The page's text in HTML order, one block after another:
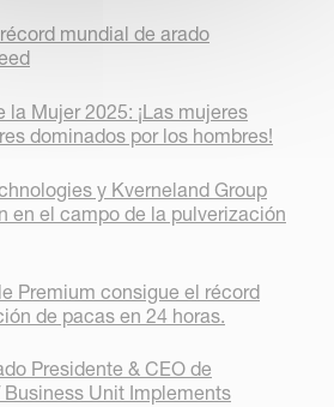
mundial de arado
la Mujer 2025: ¡Las mujeres
dominados por los hombres!
y Kverneland Group
en el campo de la pulverización
Premium consigue el récord
de pacas en 24 horas.
Presidente & CEO de
Unit Implements